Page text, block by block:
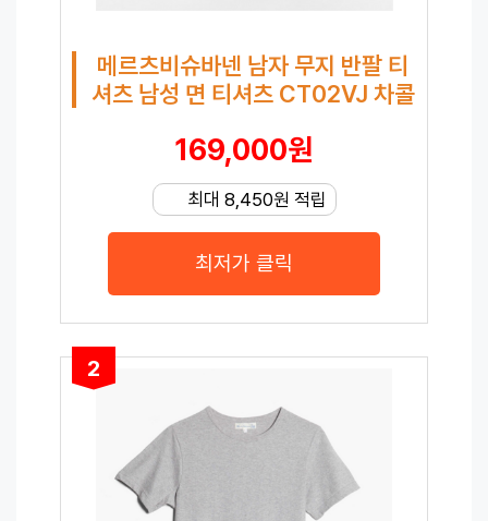
메르츠비슈바넨 남자 무지 반팔 티
셔츠 남성 면 티셔츠 CT02VJ 차콜
169,000원
최대 8,450원 적립
최저가 클릭
2